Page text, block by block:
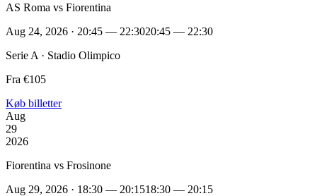
AS Roma vs Fiorentina
Aug 24, 2026 · 20:45 — 22:3020:45 — 22:30
Serie A · Stadio Olimpico
Fra €105
Køb billetter
Aug
29
2026
Fiorentina vs Frosinone
Aug 29, 2026 · 18:30 — 20:1518:30 — 20:15